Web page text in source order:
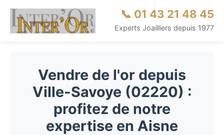
📞 01 43 21 48 45
Experts Joailliers depuis 1977
Vendre de l'or depuis
Ville-Savoye (02220) :
profitez de notre
expertise en Aisne